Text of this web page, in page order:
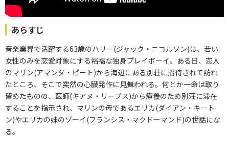
あらすじ
音楽業界で活躍する63歳のハリー(ジャック・ニコルソン)は、若い
女性のみを恋愛対象にする裕福な独身プレイボーイ。ある日、恋人
のマリン(アマンダ・ピート)から海辺にある別荘に招待されて訪れ
たところ、そこで突然の心臓発作に見舞われる。何とか一命は取り
留めたものの、医師(キアヌ・リーブス)から療養のため別荘に滞在
することを指示され、マリンの母であるエリカ(ダイアン・キート
ン)やエリカの妹のゾーイ(フランシス・マクドーマンド)の世話にな
る。